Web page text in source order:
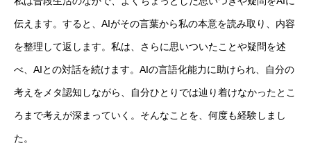
伝えます。すると、AIがその言葉から私の本意を読み取り、内容
を整理して返します。私は、さらに思いついたことや疑問を述
べ、AIとの対話を続けます。AIの言語化能力に助けられ、自分の
考えをメタ認知しながら、自分ひとりでは辿り着けなかったとこ
ろまで考えが深まっていく。そんなことを、何度も経験しまし
た。